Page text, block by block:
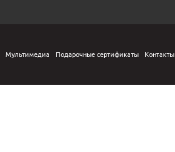
Мультимедиа Подарочные сертификаты Контакты